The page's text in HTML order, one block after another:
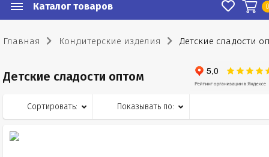
Каталог товаров
Главная Кондитерские изделия Детские сладости
Детские сладости оптом
Сортировать: Показывать по: